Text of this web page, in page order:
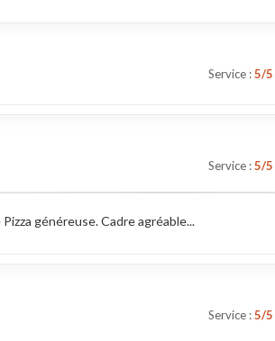
Service :5/5
Service :5/5
généreuse. Cadre agréable...
Service :5/5